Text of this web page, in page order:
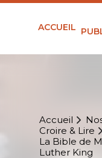
ACCUEIL
Accueil
Croire & Lire
La Bible de
Luther King